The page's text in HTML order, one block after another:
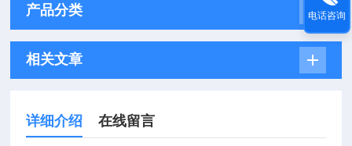
产品分类
相关文章
详细介绍 在线留言
电话咨询